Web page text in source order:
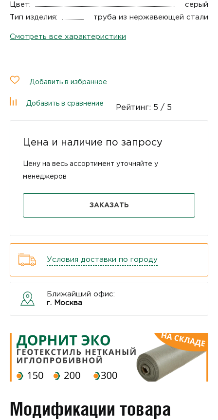
Цвет:
серый
Тип изделия:
труба из нержавеющей стали
Смотреть все характеристики
Добавить в избранное
Добавить в сравнение
Рейтинг: 5 / 5
Цена и наличие по запросу
Цену на весь ассортимент уточняйте у
менеджеров
ЗАКАЗАТЬ
Условия доставки по городу
Ближайший офис:
г. Москва
Модификации товара